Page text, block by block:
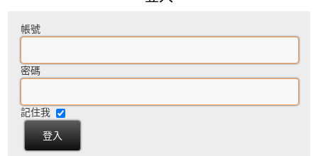
帳號
密碼
記住我